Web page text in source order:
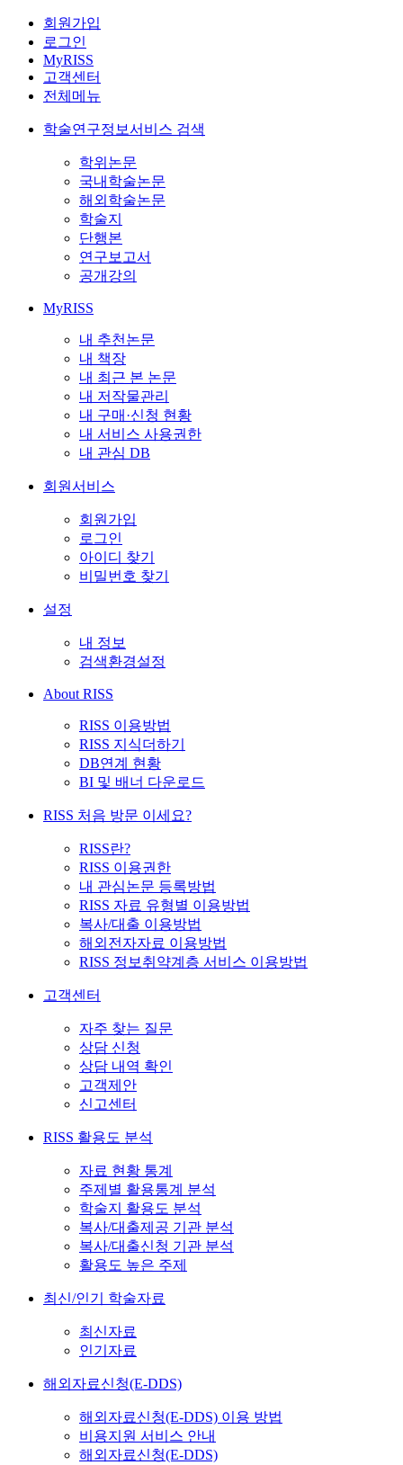
회원가입
로그인
MyRISS
고객센터
전체메뉴
학술연구정보서비스 검색
학위논문
국내학술논문
해외학술논문
학술지
단행본
연구보고서
공개강의
MyRISS
내 추천논문
내 책장
내 최근 본 논문
내 저작물관리
내 구매·신청 현황
내 서비스 사용권한
내 관심 DB
회원서비스
회원가입
로그인
아이디 찾기
비밀번호 찾기
설정
내 정보
검색환경설정
About RISS
RISS 이용방법
RISS 지식더하기
DB연계 현황
BI 및 배너 다운로드
RISS 처음 방문 이세요?
RISS란?
RISS 이용권한
내 관심논문 등록방법
RISS 자료 유형별 이용방법
복사/대출 이용방법
해외전자자료 이용방법
RISS 정보취약계층 서비스 이용방법
고객센터
자주 찾는 질문
상담 신청
상담 내역 확인
고객제안
신고센터
RISS 활용도 분석
자료 현황 통계
주제별 활용통계 분석
학술지 활용도 분석
복사/대출제공 기관 분석
복사/대출신청 기관 분석
활용도 높은 주제
최신/인기 학술자료
최신자료
인기자료
해외자료신청(E-DDS)
해외자료신청(E-DDS) 이용 방법
비용지원 서비스 안내
해외자료신청(E-DDS)